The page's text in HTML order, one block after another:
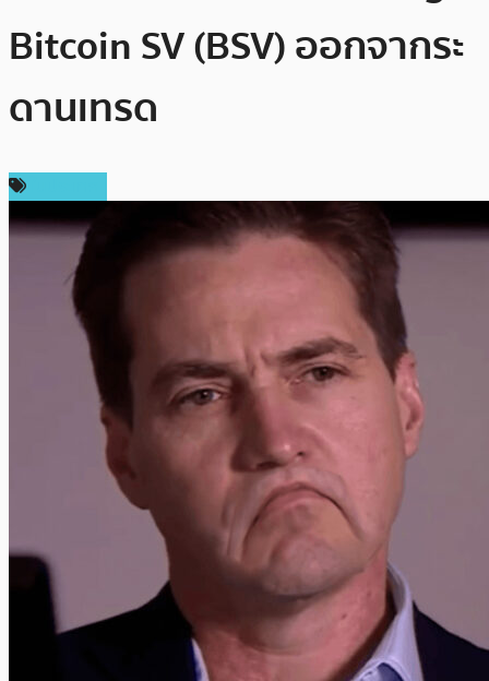
Bitcoin SV (BSV) ออกจากระ
ดานเทรด